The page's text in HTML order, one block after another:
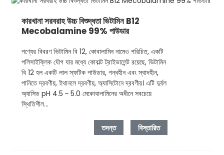
কারখানা সরবরাহ উচ্চ বিশুদ্ধতা ভিটামিন B12
Mecobalamine 99% পাউডার
পণ্যের বিবরণ ভিটামিন বি 12, কোবালামিন নামেও পরিচিত, একটি
পলিসাইক্লিক যৌগ যার মধ্যে কোবাল্ট ট্রাইভালেন্ট রয়েছে, ভিটামিন
বি 12 হল একটি লাল স্ফটিক পাউডার, গন্ধহীন এবং স্বাদহীন,
পানিতে দ্রবণীয়, ইথানলে দ্রবণীয়, অ্যাসিটোনে দ্রবণীয়। এটি দুর্বল
অ্যাসিড pH 4.5 ~ 5.0 মেকোবালামিনের অধীনে সবচেয়ে
স্থিতিশীল...
তদন্ত বিস্তারিত